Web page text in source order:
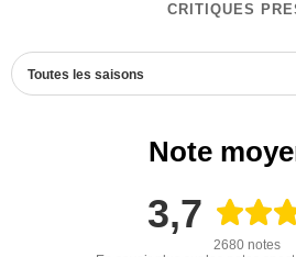
CRITIQUES
Toutes les saisons
Note
3,7
2680 notes